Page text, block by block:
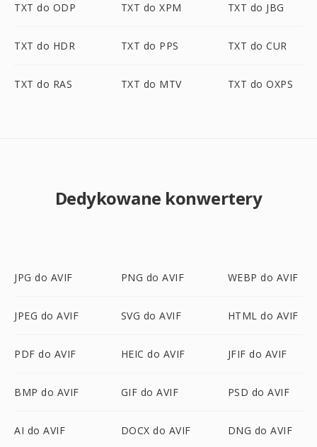
TXT do ODP TXT do XPM TXT do JBG
TXT do HDR TXT do PPS TXT do CUR
TXT do RAS TXT do MTV TXT do OXPS
Dedykowane konwertery
JPG do AVIF PNG do AVIF WEBP do AVIF
JPEG do AVIF SVG do AVIF HTML do AVIF
PDF do AVIF HEIC do AVIF JFIF do AVIF
BMP do AVIF GIF do AVIF PSD do AVIF
AI do AVIF DOCX do AVIF DNG do AVIF